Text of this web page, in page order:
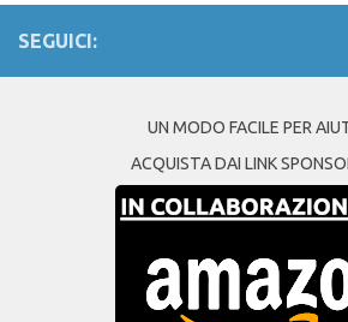
SEGUICI:
UN MODO FACILE PER
ACQUISTA DAI LINK